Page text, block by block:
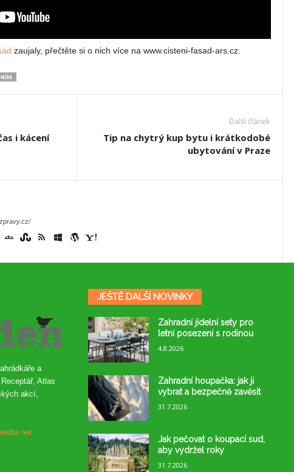
zaujaly, přečtěte si o nich více na www.cisteni-fasad-ars.cz.
i kácení
Další článek
Tip na chytrý kup bytu i krátkodobé
ubytování v Praze
a
Atlas
akcí,
JEŠTĚ DALŠÍ NOVINKY
Zahradní jídelní sety pro
letní posezení s rodinou
4.8.2026
Zahradní houpačka: jak ji
vybrat a bezpečně zavěsit
31.7.2026
Jak pečovat o koupací sud,
aby vydržel roky
31.7.2026